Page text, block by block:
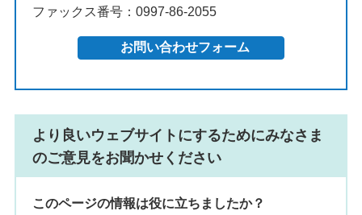
ファックス番号：0997-86-2055
より良いウェブサイトにするためにみなさま
のご意見をお聞かせください
このページの情報は役に立ちましたか？